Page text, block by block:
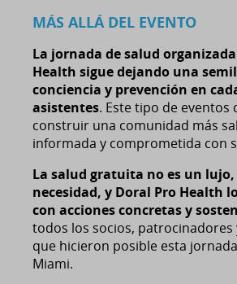
MÁS ALLÁ DEL EVENTO
La jornada de salud
Health sigue dejando una
conciencia y prevención en
asistentes. Este tipo de eventos
construir una comunidad más
informada y comprometida con
La salud gratuita no es un lujo,
necesidad, y Doral Pro Health
con acciones concretas y
todos los socios,
que hicieron posible esta
Miami.